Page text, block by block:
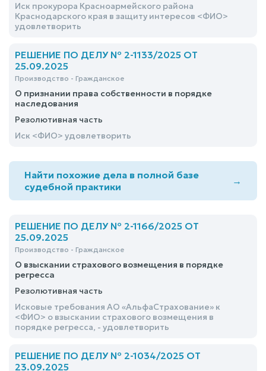
Иск прокурора Красноармейского района
Краснодарского края в защиту интересов <ФИО>
удовлетворить
РЕШЕНИЕ ПО ДЕЛУ № 2-1133/2025 ОТ
25.09.2025
Производство - Гражданское
О признании права собственности в порядке
наследования
Резолютивная часть
Иск <ФИО> удовлетворить
Найти похожие дела в полной базе
судебной практики
→
РЕШЕНИЕ ПО ДЕЛУ № 2-1166/2025 ОТ
25.09.2025
Производство - Гражданское
О взыскании страхового возмещения в порядке
регресса
Резолютивная часть
Исковые требования АО «АльфаСтрахование» к
<ФИО> о взыскании страхового возмещения в
порядке регресса, - удовлетворить
РЕШЕНИЕ ПО ДЕЛУ № 2-1034/2025 ОТ
23.09.2025